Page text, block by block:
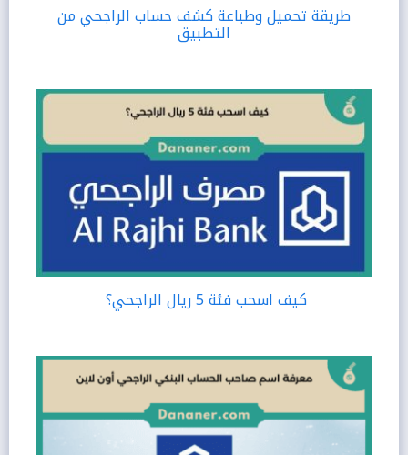
طريقة تحميل وطباعة كشف حساب الراجحي من
التطبيق
كيف اسحب فئة 5 ريال الراجحي؟